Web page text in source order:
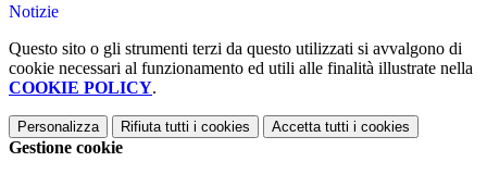
Notizie
Questo sito o gli strumenti terzi da questo utilizzati si avvalgono di
cookie necessari al funzionamento ed utili alle finalità illustrate nella
COOKIE POLICY.
Personalizza Rifiuta tutti i cookies Accetta tutti i cookies
Gestione cookie